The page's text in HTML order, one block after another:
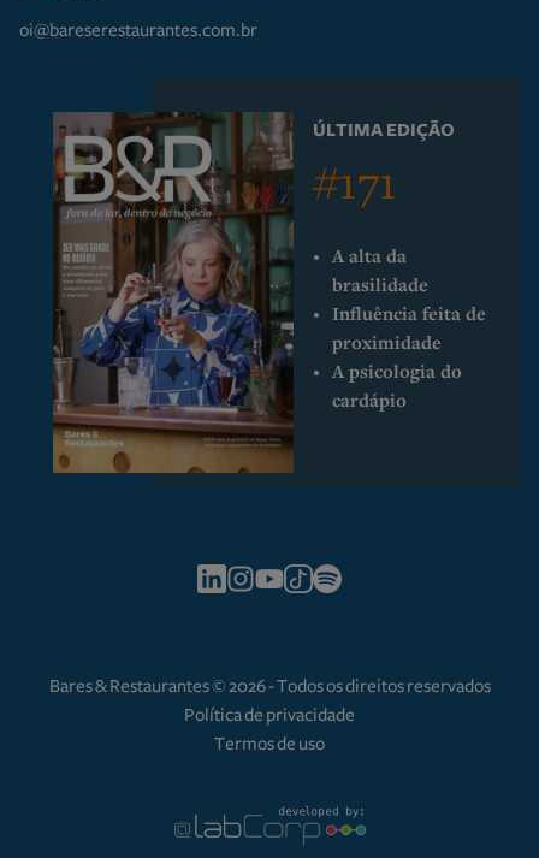
oi@bareserestaurantes.com.br
ÚLTIMA EDIÇÃO
#171
A alta da
brasilidade
Influência feita de
proximidade
A psicologia do
cardápio
Bares & Restaurantes © 2026 - Todos os direitos reservados
Política de privacidade
Termos de uso